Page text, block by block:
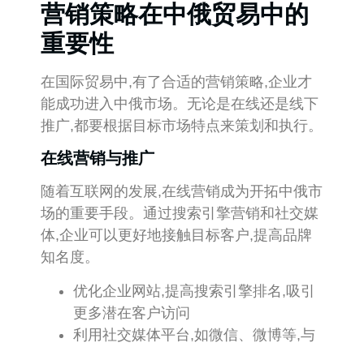
营销策略在中俄贸易中的
重要性
在国际贸易中,有了合适的营销策略,企业才
能成功进入中俄市场。无论是在线还是线下
推广,都要根据目标市场特点来策划和执行。
在线营销与推广
随着互联网的发展,在线营销成为开拓中俄市
场的重要手段。通过搜索引擎营销和社交媒
体,企业可以更好地接触目标客户,提高品牌
知名度。
优化企业网站,提高搜索引擎排名,吸引
更多潜在客户访问
利用社交媒体平台,如微信、微博等,与